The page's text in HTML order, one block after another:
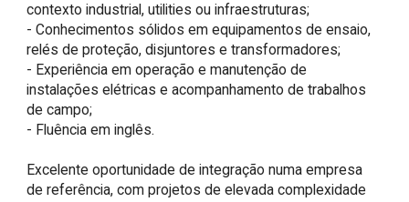
contexto industrial, utilities ou infraestruturas;
- Conhecimentos sólidos em equipamentos de ensaio,
relés de proteção, disjuntores e transformadores;
- Experiência em operação e manutenção de
instalações elétricas e acompanhamento de trabalhos
de campo;
- Fluência em inglês.
Excelente oportunidade de integração numa empresa
de referência, com projetos de elevada complexidade